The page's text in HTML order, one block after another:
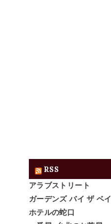
RSS
アラブストリート
ガーデンズ バイ ザ ベイ
ホテルの蛇口